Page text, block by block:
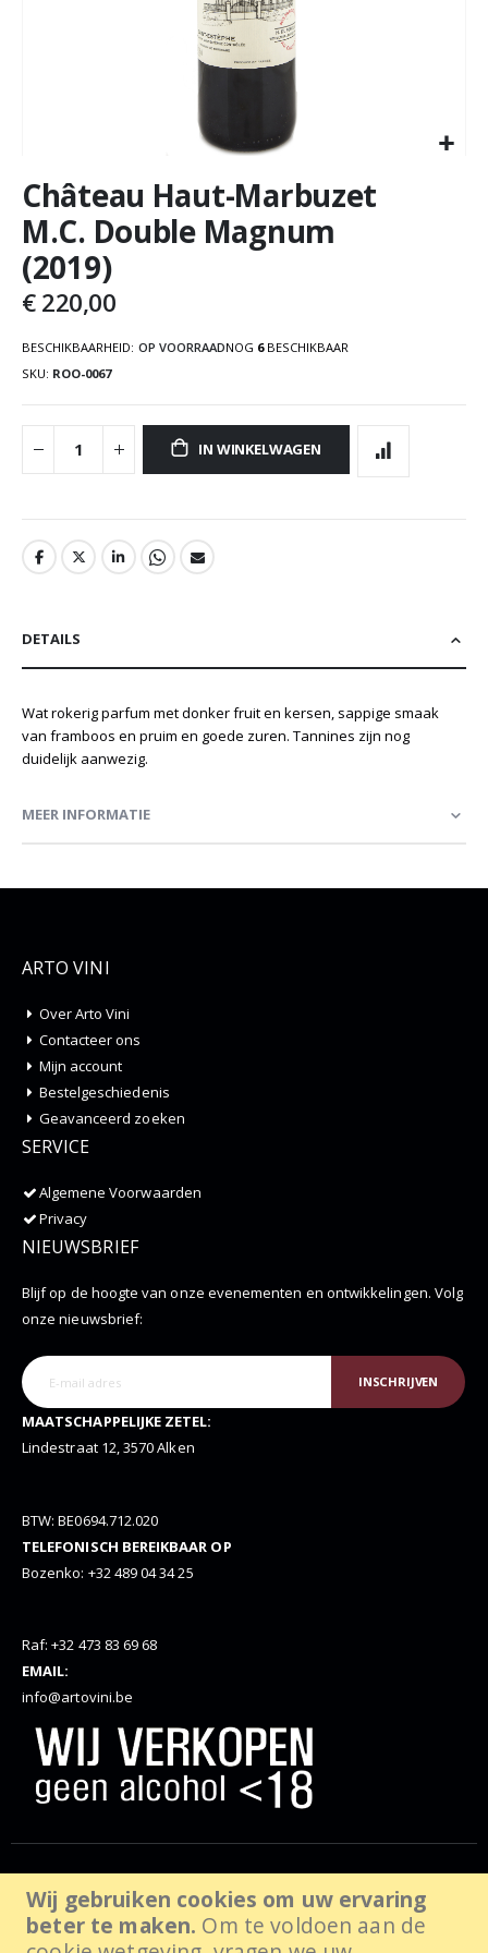
Wij gebruiken cookies om uw ervaring
beter te maken. Om te voldoen aan de
Château Haut-Marbuzet
M.C. Double Magnum
(2019)
€ 220,00
BESCHIKBAARHEID: OP VOORRAADNOG 6BESCHIKBAAR
SKU ROO-0067
IN WINKELWAGEN
DETAILS
Wat rokerig parfum met donker fruit en kersen, sappige smaak
van framboos en pruim en goede zuren. Tannines zijn nog
duidelijk aanwezig.
MEER INFORMATIE
ARTO VINI
Over Arto Vini
Contacteer ons
Mijn account
Bestelgeschiedenis
Geavanceerd zoeken
SERVICE
Algemene Voorwaarden
Privacy
NIEUWSBRIEF
Blijf op de hoogte van onze evenementen en ontwikkelingen. Volg
onze nieuwsbrief:
INSCHRIJVEN
MAATSCHAPPELIJKE ZETEL:
Lindestraat 12, 3570 Alken
BTW: BE0694.712.020
TELEFONISCH BEREIKBAAR OP
Bozenko: +32 489 04 34 25
Raf: +32 473 83 69 68
EMAIL:
info@artovini.be
© Artovini. 2025. Alle rechten voorbehouden, website door
wabanda.com